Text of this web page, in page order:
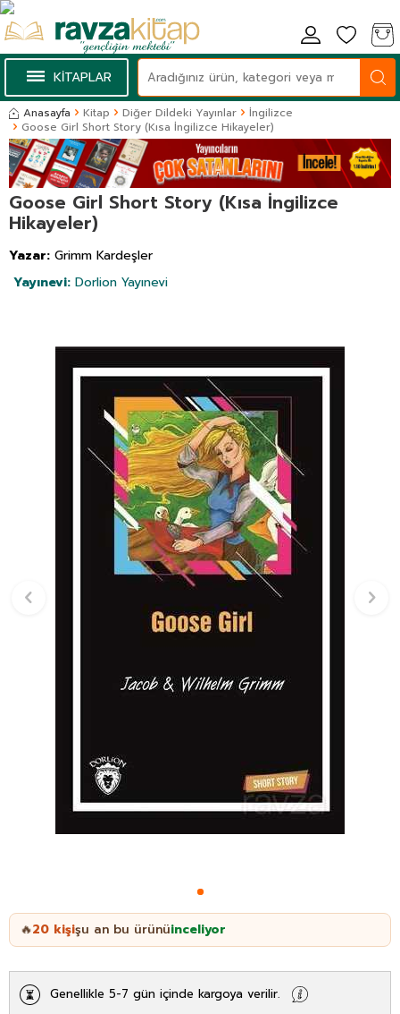
KİTAPLAR
Anasayfa Kitap Diğer Dildeki Yayınlar
İngilizce
Goose Girl Short Story (Kısa İngilizce Hikayeler)
Goose Girl Short Story (Kısa İngilizce
Hikayeler)
Yazar: Grimm Kardeşler
Yayınevi: Dorlion Yayınevi
🔥20 kişişu an bu ürünüinceliyor
Genellikle 5-7 gün içinde kargoya verilir.